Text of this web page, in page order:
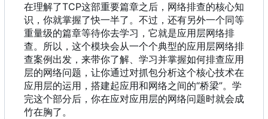
在理解了TCP这部重要篇章之后 ， 网络排查的核心知
识 ， 你就掌握了快一半了。不过 ， 还有另外一个同等
重量级的篇章等待你去学习 ， 它就是应用层网络排
查。所以 ， 这个模块会从一个个典型的应用层网络排
查案例出发 ， 来带你了解、学习并掌握如何排查应用
层的网络问题 ， 让你通过对抓包分析这个核心技术在
应用层的运用 ， 搭建起应用和网络之间的“桥梁”。学
完这个部分后 ， 你在应对应用层的网络问题时就会成
竹在胸了。